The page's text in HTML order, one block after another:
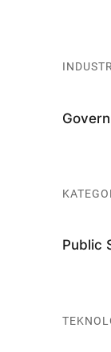
Public